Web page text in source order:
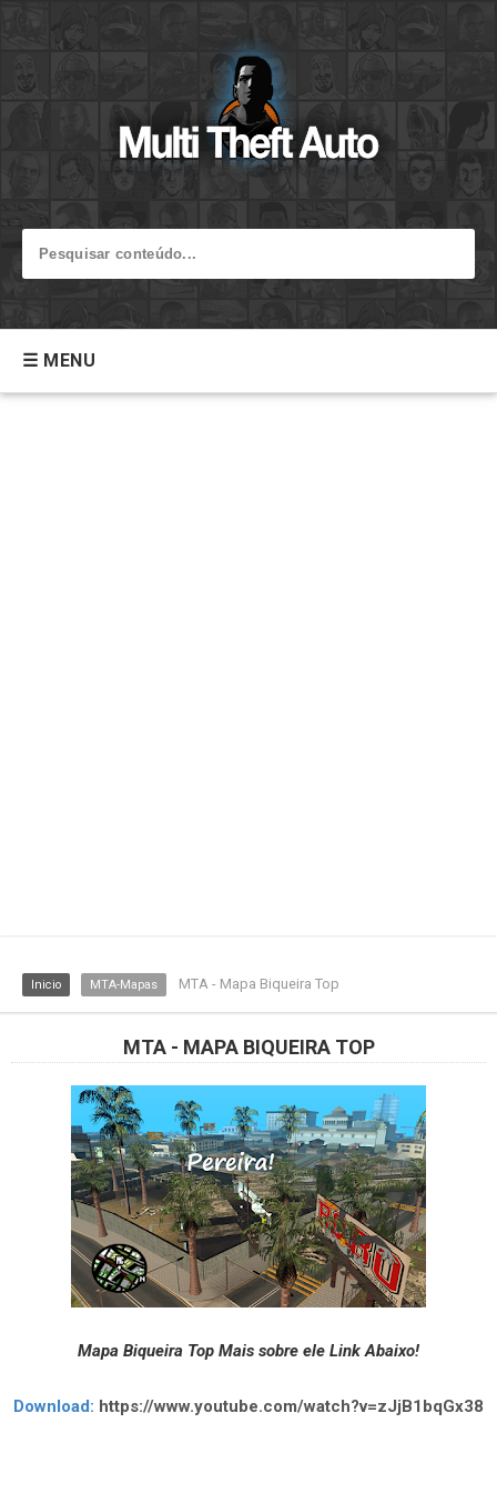
☰ MENU
Inicio MTA-Mapas MTA - Mapa Biqueira Top
MTA - MAPA BIQUEIRA TOP
Mapa Biqueira Top Mais sobre ele Link Abaixo!
Download: https://www.youtube.com/watch?v=zJjB1bqGx38